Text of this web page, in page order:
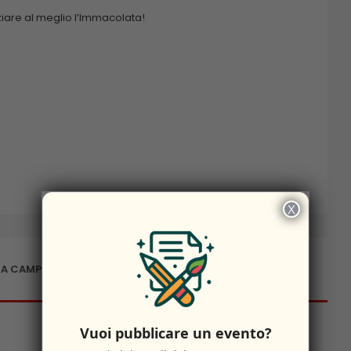
al meglio l’Immacolata!
CAMPOBASSO
×
Vuoi pubblicare un evento?
X